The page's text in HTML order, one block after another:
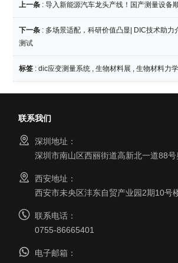
上一条 :导入新能源汽车龙头产线！国产测量设备
下一条 : 多场景适配，科研价值凸显| DIC技术助力
测试
标签 :dic应变测量系统 ,生物材料展 ,生物材料力学
联系我们
深圳地址：
深圳市南山区西丽街道高新北一道88
西安地址：
西安市未央区沣东自贸产业园2期10号
联系电话：
0755-86665401
电子邮箱：